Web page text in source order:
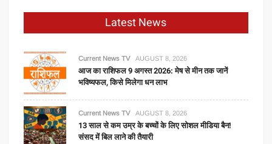
की
शिकायतों
होगा
निराकरण
Latest News
Current News TV AUGUST 8, 2026
आज का राशिफल 9 अगस्त 2026: मेष से मीन तक जानें
भविष्यफल, किसे मिलेगा धन लाभ
Current News TV AUGUST 8, 2026
13 साल से कम उम्र के बच्चों के लिए सोशल मीडिया बैन!
संसद में बिल लाने की तैयारी